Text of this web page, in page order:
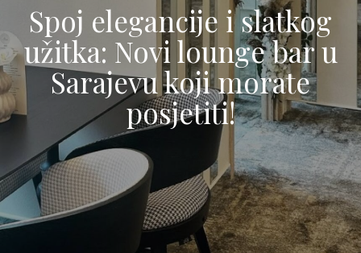
Spoj elegancije i slatkog
užitka: Novi lounge bar u
Sarajevu koji morate
posjetiti!